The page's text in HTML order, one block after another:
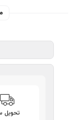
تحویل